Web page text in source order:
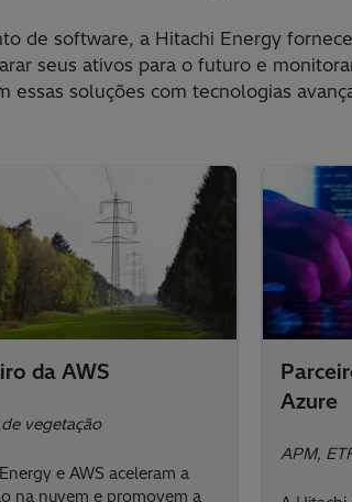
de software, a Hitachi Energy
seus ativos para o futuro e
essas soluções com tecnologias
da AWS
vegetação
e AWS aceleram a
na nuvem e promovem a
Azure
APM,